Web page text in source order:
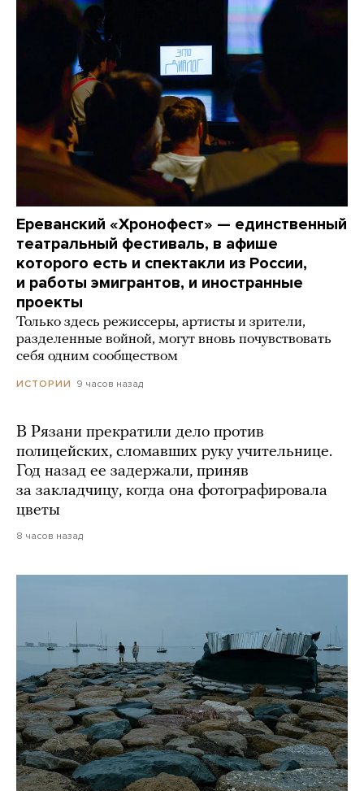
Ереванский «Хронофест» — единственный
театральный фестиваль, в афише
которого есть и спектакли из России,
и работы эмигрантов, и иностранные
проекты
Только здесь режиссеры, артисты и зрители,
разделенные войной, могут вновь почувствовать
себя одним сообществом
ИСТОРИИ 9 часов назад
В Рязани прекратили дело против
полицейских, сломавших руку учительнице.
Год назад ее задержали, приняв
за закладчицу, когда она фотографировала
цветы
8 часов назад